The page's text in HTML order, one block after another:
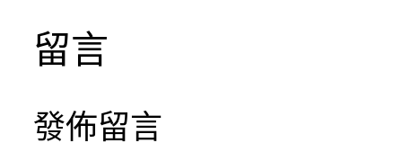
留言
發佈留言